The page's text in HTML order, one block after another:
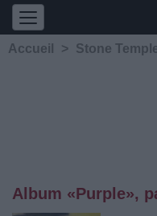
Accueil > Stone
Album «Purple»,